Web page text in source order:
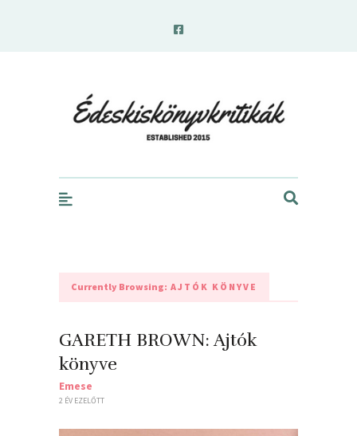
Currently Browsing: AJTÓK KÖNYVE
GARETH BROWN: Ajtók
könyve
Emese
2 ÉV EZELŐTT